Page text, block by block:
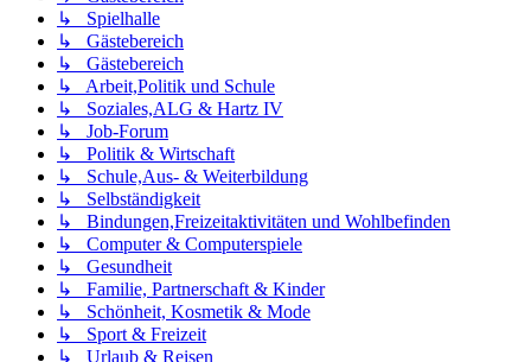
↳ Spielhalle
↳ Gästebereich
↳ Gästebereich
↳ Arbeit,Politik und Schule
↳ Soziales,ALG & Hartz IV
↳ Job-Forum
↳ Politik & Wirtschaft
↳ Schule,Aus- & Weiterbildung
↳ Selbständigkeit
↳ Bindungen,Freizeitaktivitäten und Wohlbefinden
↳ Computer & Computerspiele
↳ Gesundheit
↳ Familie, Partnerschaft & Kinder
↳ Schönheit, Kosmetik & Mode
↳ Sport & Freizeit
↳ Urlaub & Reisen